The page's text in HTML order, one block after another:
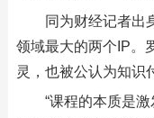
同为财经记者出
领域最大的两个IP。
灵，也被公认为知识
“课程的本质是